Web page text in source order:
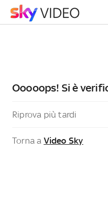
Ooooops! Si è
Riprova più tardi
Torna a Video Sky